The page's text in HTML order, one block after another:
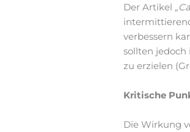
Der Artikel
verbessern
sollten
zu erzielen
Kritische
Die Wirkung